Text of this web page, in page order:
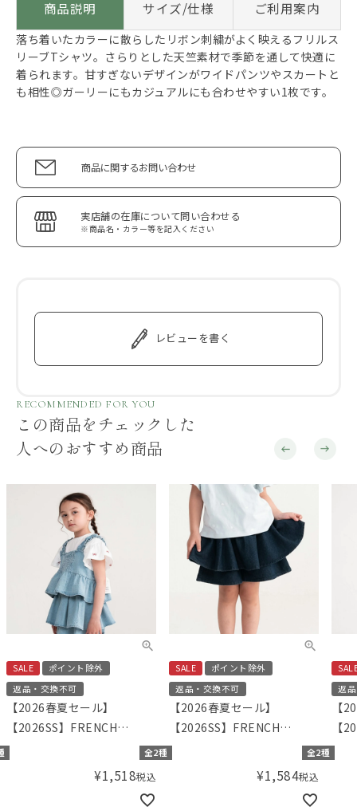
商品説明 サイズ/仕様 ご利用案内
落ち着いたカラーに散らしたリボン刺繍がよく映えるフリルス
リーブTシャツ。さらりとした天竺素材で季節を通して快適に
着られます。甘すぎないデザインがワイドパンツやスカートと
も相性◎ガーリーにもカジュアルにも合わせやすい1枚です。
商品に関するお問い合わせ
実店舗の在庫について問い合わせる
※商品名・カラー等を記入ください
レビューを書く
RECOMMENDED FOR YOU
この商品をチェックした
人へのおすすめ商品
SALE
ポイント除外
返品・交換不可
【2026春夏セール】
【2026SS】FRENCH
Aming（フレンチアミン
グ）デニムビスチェ
全2種
¥1,518税込
SALE
ポイント除外
返品・交換不可
【2026春夏セール】
【2026SS】FRENCH
Aming（フレンチアミン
グ）フリルキュロット
全2種
¥1,584税込
返
【
【